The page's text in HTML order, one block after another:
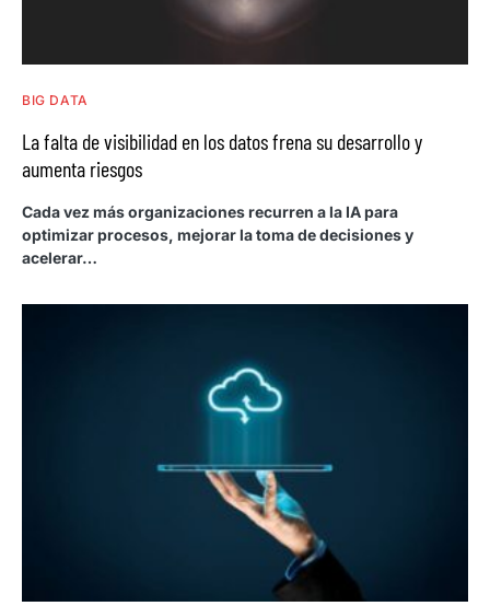
BIG DATA
La falta de visibilidad en los datos frena su desarrollo y
aumenta riesgos
Cada vez más organizaciones recurren a la IA para
optimizar procesos, mejorar la toma de decisiones y
acelerar…